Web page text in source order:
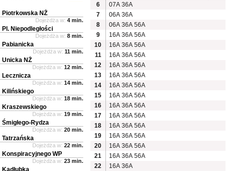
6
07A 36A
7
06A 36A
8
06A 36A 56A
9
16A 36A 56A
10
16A 36A 56A
11
16A 36A 56A
12
16A 36A 56A
13
16A 36A 56A
14
16A 36A 56A
15
16A 36A 56A
16
16A 36A 56A
17
16A 36A 56A
18
16A 36A 56A
19
16A 36A 56A
20
16A 36A 56A
21
16A 36A 56A
22
16A 36A
Piotrkowska NŻ
Dojeżdża w: 4 min.
Pl. Niepodległości
Dojeżdża w: 8 min.
Pabianicka
Dojeżdża w: 11 min.
Unicka NŻ
Dojeżdża w: 12 min.
Lecznicza
Dojeżdża w: 14 min.
Kilińskiego
Dojeżdża w: 18 min.
Kraszewskiego
Dojeżdża w: 19 min.
Śmigłego-Rydza
Dojeżdża w: 20 min.
Tatrzańska
Dojeżdża w: 22 min.
Konspiracyjnego WP
Dojeżdża w: 23 min.
Kadłubka